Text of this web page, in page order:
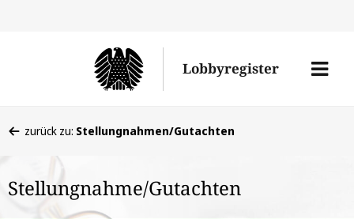
Lobbyregister
Menü
befinden
hier:
zurück zu: Stellungnahmen/Gutachten
Stellungnahme/Gutachten